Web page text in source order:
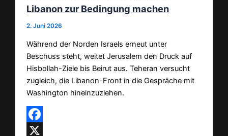
Libanon zur Bedingung machen
2. Juni 2026
Während der Norden Israels erneut unter
Beschuss steht, weitet Jerusalem den Druck auf
Hisbollah-Ziele bis Beirut aus. Teheran versucht
zugleich, die Libanon-Front in die Gespräche mit
Washington hineinzuziehen.
Facebook